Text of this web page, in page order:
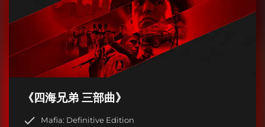
《四海兄弟 三部曲》
Mafia: Definitive Edition